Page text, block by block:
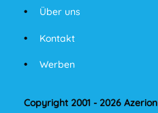
Über uns
Kontakt
Werben
Copyright 2001 - 2026 Azerion